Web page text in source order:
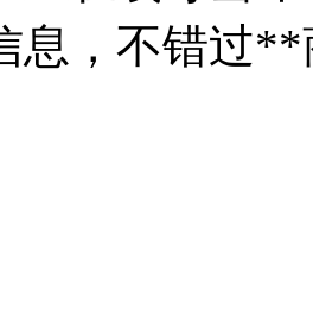
息，不错过**